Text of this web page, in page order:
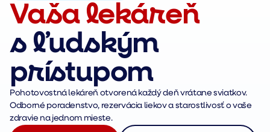
Vaša lekáreň
s ľudským
prístupom
Pohotovostná lekáreň otvorená každý deň vrátane sviatkov.
Odborné poradenstvo, rezervácia liekov a starostlivosť o vaše
zdravie na jednom mieste.